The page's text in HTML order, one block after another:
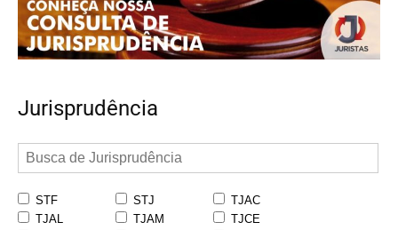
Jurisprudência
STF STJ
TJAC
TJAL
TJAM
TJCE